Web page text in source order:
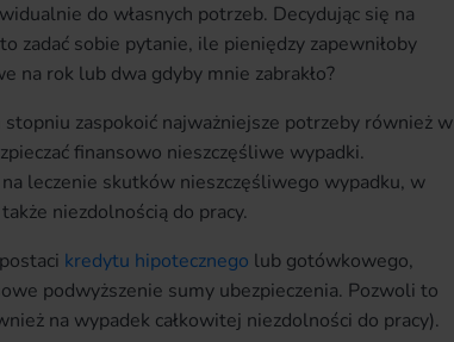
do własnych potrzeb. Decydując się na
zadać sobie pytanie, ile pieniędzy zapewniłoby
na rok lub dwa gdyby mnie zabrakło?
zaspokoić najważniejsze potrzeby również w
finansowo nieszczęśliwe wypadki.
leczenie skutków nieszczęśliwego wypadku, w
niezdolnością do pracy.
kredytu hipotecznego lub gotówkowego,
podwyższenie sumy ubezpieczenia. Pozwoli to
na wypadek całkowitej niezdolności do pracy).